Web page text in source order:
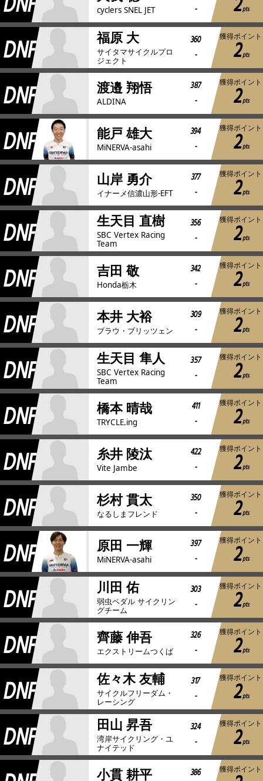
cyclers SNEL JET
-
pts
DNF 福原 大
サイタマサイクルプロ
ジェクト
360
-
獲得ポイント
2pts
DNF 渡邉 翔悟
ALDINA
387
-
獲得ポイント
2pts
DNF 能戸 雄大
MiNERVA-asahi
394
-
獲得ポイント
2pts
DNF 山岸 勇介
イナーメ信濃山形-EFT
377
-
獲得ポイント
2pts
DNF 生天目 直樹
SBC Vertex Racing
Team
356
-
獲得ポイント
2pts
DNF 吉田 敬
Honda栃木
342
-
獲得ポイント
2pts
DNF 本井 大裕
ブラウ・ブリッツェン
309
-
獲得ポイント
2pts
DNF 生天目 隼人
SBC Vertex Racing
Team
357
-
獲得ポイント
2pts
DNF 橋本 晴哉
TRYCLE.ing
411
-
獲得ポイント
2pts
DNF 糸井 陵汰
Vite Jambe
422
-
獲得ポイント
2pts
DNF 杉村 貫太
なるしまフレンド
350
-
獲得ポイント
2pts
DNF 原田 一輝
MiNERVA-asahi
397
-
獲得ポイント
2pts
DNF 川田 佑
弱虫ペダル サイクリン
グチーム
303
-
獲得ポイント
2pts
DNF 齊藤 伸吾
エクストリームつくば
326
-
獲得ポイント
2pts
DNF 佐々木 友輔
サイクルフリーダム・
レーシング
317
-
獲得ポイント
2pts
DNF 田山 昇吾
湾岸サイクリング・ユ
ナイテッド
324
-
獲得ポイント
2pts
小貫 耕平
386
獲得ポイント